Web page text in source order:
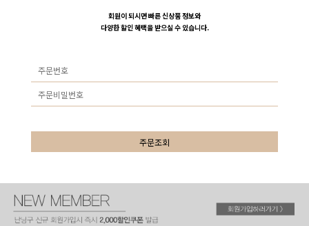
회원이 되시면 빠른 신상품 정보와
다양한 할인 혜택을 받으실 수 있습니다.
주문조회